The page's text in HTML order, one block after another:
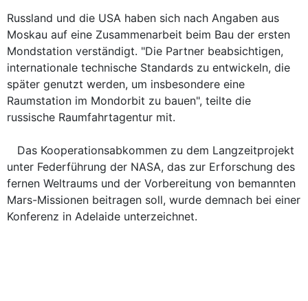
Russland und die USA haben sich nach Angaben aus
Moskau auf eine Zusammenarbeit beim Bau der ersten
Mondstation verständigt. "Die Partner beabsichtigen,
internationale technische Standards zu entwickeln, die
später genutzt werden, um insbesondere eine
Raumstation im Mondorbit zu bauen", teilte die
russische Raumfahrtagentur mit.
Das Kooperationsabkommen zu dem Langzeitprojekt
unter Federführung der NASA, das zur Erforschung des
fernen Weltraums und der Vorbereitung von bemannten
Mars-Missionen beitragen soll, wurde demnach bei einer
Konferenz in Adelaide unterzeichnet.